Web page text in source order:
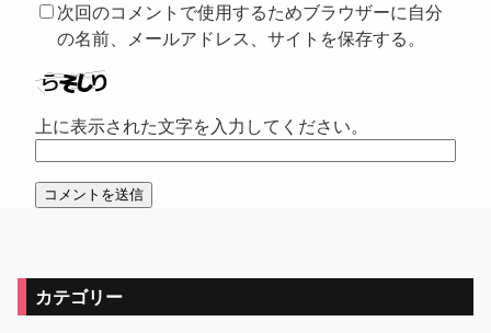
次回のコメントで使用するためブラウザーに自分
の名前、メールアドレス、サイトを保存する。
上に表示された文字を入力してください。
カテゴリー